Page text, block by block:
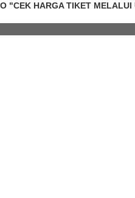
"CEK HARGA TIKET MELALUI